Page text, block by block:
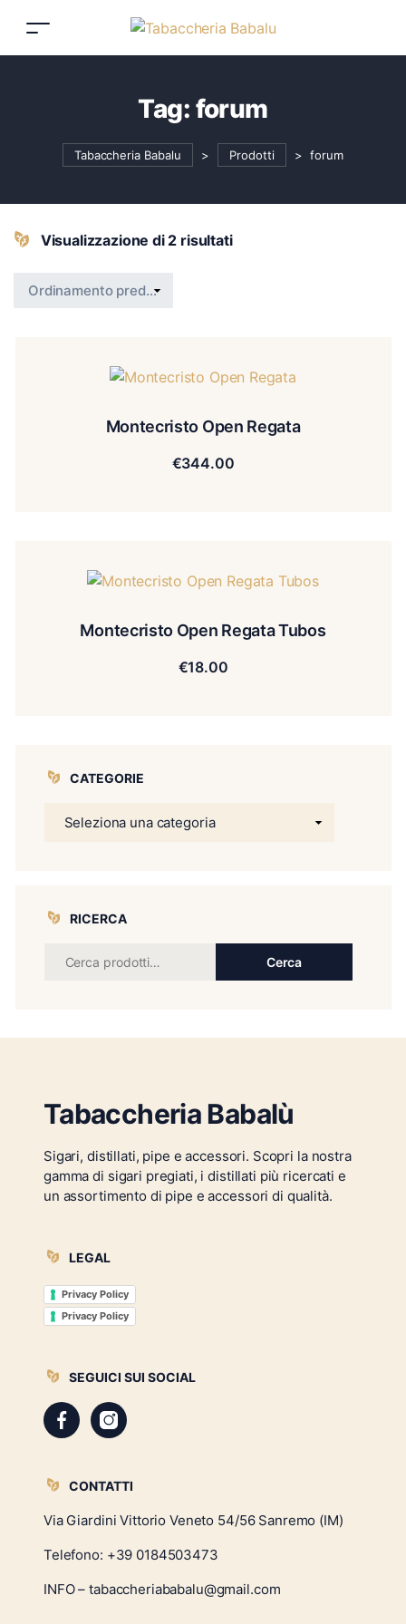
Tag: forum
Tabaccheria Babalu > Prodotti > forum
Visualizzazione di 2 risultati
Montecristo Open Regata
€344.00
Montecristo Open Regata Tubos
€18.00
CATEGORIE
RICERCA
Cerca
Tabaccheria Babalù
Sigari, distillati, pipe e accessori. Scopri la nostra
gamma di sigari pregiati, i distillati più ricercati e
un assortimento di pipe e accessori di qualità.
LEGAL
Privacy Policy
Privacy Policy
SEGUICI SUI SOCIAL
CONTATTI
Via Giardini Vittorio Veneto 54/56 Sanremo (IM)
Telefono: +39 0184503473
INFO – tabaccheriababalu@gmail.com